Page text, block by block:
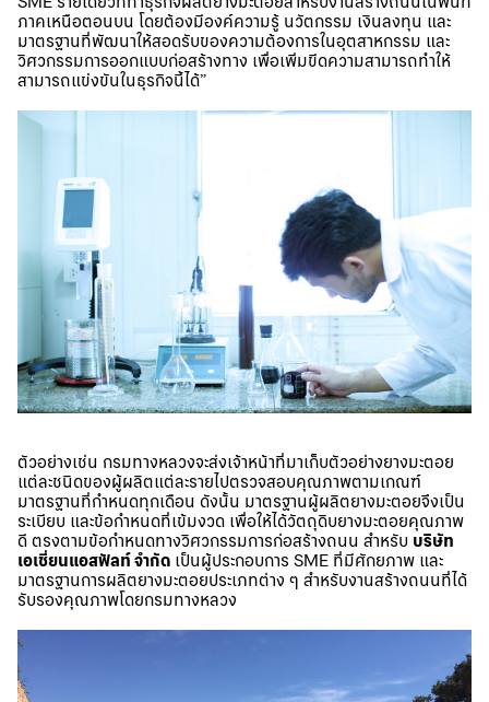
ภาคเหนือตอนบน โดยต้องมีองค์ความรู้ นวัตกรรม เงินลงทุน และ
มาตรฐานที่พัฒนาให้สอดรับของความต้องการในอุตสาหกรรม และ
วิศวกรรมการออกแบบก่อสร้างทาง เพื่อเพิ่มขีดความสามารถทำให้
สามารถแข่งขันในธุรกิจนี้ได้”
ตัวอย่างเช่น กรมทางหลวงจะส่งเจ้าหน้าที่มาเก็บตัวอย่างยางมะตอย
แต่ละชนิดของผู้ผลิตแต่ละรายไปตรวจสอบคุณภาพตามเกณฑ์
มาตรฐานที่กำหนดทุกเดือน ดังนั้น มาตรฐานผู้ผลิตยางมะตอยจึงเป็น
ระเบียบ และข้อกำหนดที่เข้มงวด เพื่อให้ได้วัตถุดิบยางมะตอยคุณภาพ
ดี ตรงตามข้อกำหนดทางวิศวกรรมการก่อสร้างถนน สำหรับ บริษัท
เอเชี่ยนแอสฟัลท์ จำกัด เป็นผู้ประกอบการ SME ที่มีศักยภาพ และ
มาตรฐานการผลิตยางมะตอยประเภทต่าง ๆ สำหรับงานสร้างถนนที่ได้
รับรองคุณภาพโดยกรมทางหลวง